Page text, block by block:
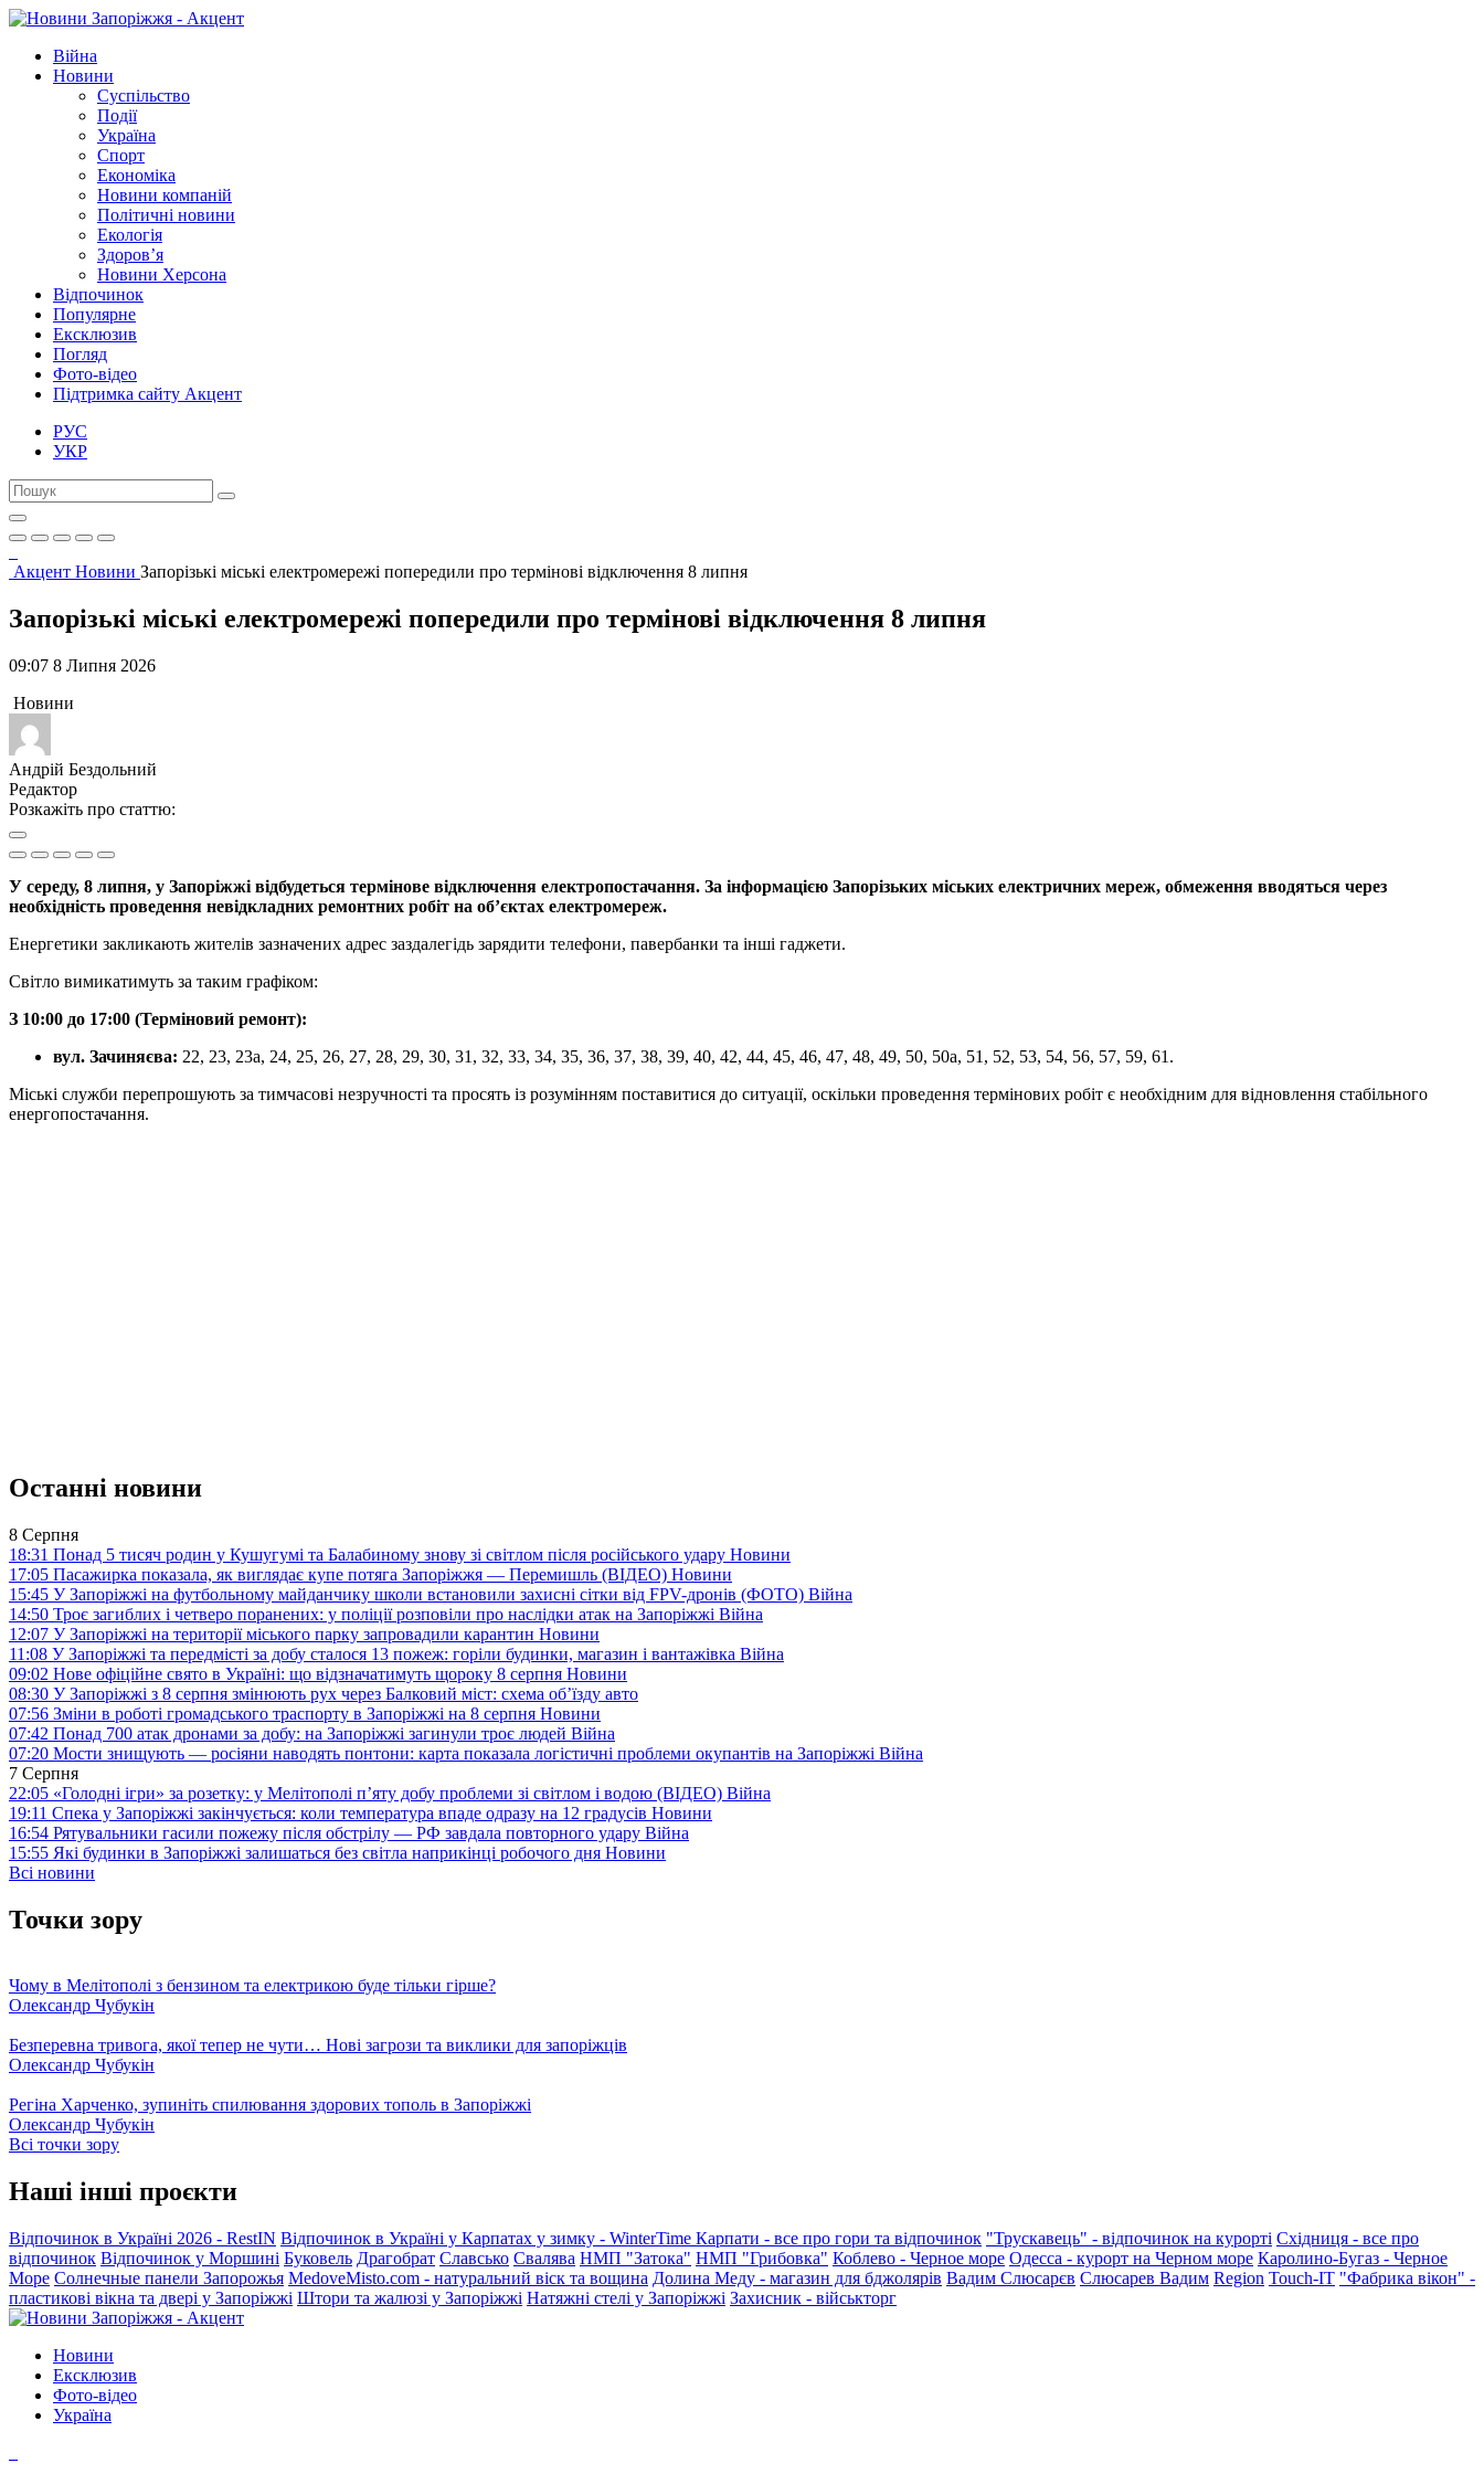
Війна
Новини
Суспільство
Події
Україна
Спорт
Економіка
Новини компаній
Політичні новини
Екологія
Здоров’я
Новини Херсона
Відпочинок
Популярне
Ексклюзив
Погляд
Фото-відео
Підтримка сайту Акцент
РУС
УКР
Акцент Новини Запорізькі міські електромережі попередили про термінові відключення 8 липня
Запорізькі міські електромережі попередили про термінові відключення 8 липня
09:07 8 Липня 2026
Новини
Андрій Бездольний
Редактор
Розкажіть про статтю:
У середу, 8 липня, у Запоріжжі відбудеться термінове відключення електропостачання. За інформацією Запорізьких міських електричних мереж, обмеження вводяться через
необхідність проведення невідкладних ремонтних робіт на об’єктах електромереж.
Енергетики закликають жителів зазначених адрес заздалегідь зарядити телефони, павербанки та інші гаджети.
Світло вимикатимуть за таким графіком:
З 10:00 до 17:00 (Терміновий ремонт):
вул. Зачиняєва: 22, 23, 23а, 24, 25, 26, 27, 28, 29, 30, 31, 32, 33, 34, 35, 36, 37, 38, 39, 40, 42, 44, 45, 46, 47, 48, 49, 50, 50а, 51, 52, 53, 54, 56, 57, 59, 61.
Міські служби перепрошують за тимчасові незручності та просять із розумінням поставитися до ситуації, оскільки проведення термінових робіт є необхідним для відновлення стабільного
енергопостачання.
Останні новини
8 Серпня
18:31 Понад 5 тисяч родин у Кушугумі та Балабиному знову зі світлом після російського удару Новини
17:05 Пасажирка показала, як виглядає купе потяга Запоріжжя — Перемишль (ВІДЕО) Новини
15:45 У Запоріжжі на футбольному майданчику школи встановили захисні сітки від FPV-дронів (ФОТО) Війна
14:50 Троє загиблих і четверо поранених: у поліції розповіли про наслідки атак на Запоріжжі Війна
12:07 У Запоріжжі на території міського парку запровадили карантин Новини
11:08 У Запоріжжі та передмісті за добу сталося 13 пожеж: горіли будинки, магазин і вантажівка Війна
09:02 Нове офіційне свято в Україні: що відзначатимуть щороку 8 серпня Новини
08:30 У Запоріжжі з 8 серпня змінюють рух через Балковий міст: схема об’їзду авто
07:56 Зміни в роботі громадського траспорту в Запоріжжі на 8 серпня Новини
07:42 Понад 700 атак дронами за добу: на Запоріжжі загинули троє людей Війна
07:20 Мости знищують — росіяни наводять понтони: карта показала логістичні проблеми окупантів на Запоріжжі Війна
7 Серпня
22:05 «Голодні ігри» за розетку: у Мелітополі п’яту добу проблеми зі світлом і водою (ВІДЕО) Війна
19:11 Спека у Запоріжжі закінчується: коли температура впаде одразу на 12 градусів Новини
16:54 Рятувальники гасили пожежу після обстрілу — РФ завдала повторного удару Війна
15:55 Які будинки в Запоріжжі залишаться без світла наприкінці робочого дня Новини
Всі новини
Точки зору
Чому в Мелітополі з бензином та електрикою буде тільки гірше?
Олександр Чубукін
Безперевна тривога, якої тепер не чути… Нові загрози та виклики для запоріжців
Олександр Чубукін
Регіна Харченко, зупиніть спилювання здорових тополь в Запоріжжі
Олександр Чубукін
Всі точки зору
Наші інші проєкти
Відпочинок в Україні 2026 - RestIN Відпочинок в Україні у Карпатах у зимку - WinterTime Карпати - все про гори та відпочинок "Трускавець" - відпочинок на курорті Східниця - все про
відпочинок Відпочинок у Моршині Буковель Драгобрат Славсько Свалява НМП "Затока" НМП "Грибовка" Коблево - Черное море Одесса - курорт на Черном море Каролино-Бугаз - Черное
Море Солнечные панели Запорожья MedoveMisto.com - натуральний віск та вощина Долина Меду - магазин для бджолярів Вадим Слюсарєв Слюсарев Вадим Region Touch-IT "Фабрика вікон" -
пластикові вікна та двері у Запоріжжі Штори та жалюзі у Запоріжжі Натяжні стелі у Запоріжжі Захисник - військторг
Новини
Ексклюзив
Фото-відео
Україна